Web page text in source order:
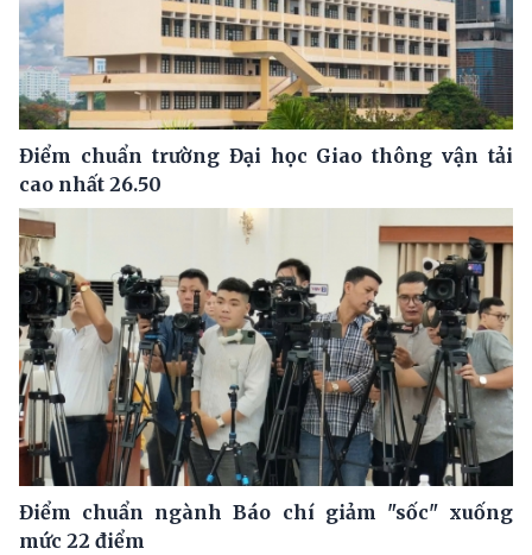
Điểm chuẩn trường Đại học Giao thông vận tải
cao nhất 26.50
Điểm chuẩn ngành Báo chí giảm "sốc" xuống
mức 22 điểm